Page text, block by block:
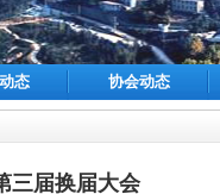
态 协会动态
三届换届大会